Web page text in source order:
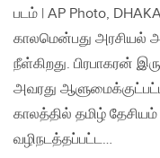
படம் | AP Photo,
காலமென்பது அரசியல்
நீள்கிறது. பிரபாகரன்
அவரது
காலத்தில் தமிழ்
வழிநடத்தப்பட்ட…